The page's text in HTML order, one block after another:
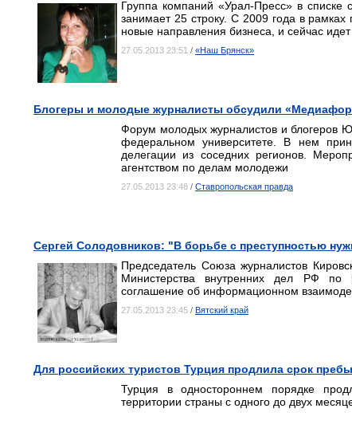
Группа компаний «Урал-Пресс» в списке
занимает 25 строку. С 2009 года в
новые направления бизнеса, и сейчас
27.05.2013 23:51 / «Наш Брянск»
Блогеры и молодые журналисты обсудили
Форум молодых журналистов и блогеров
федеральном университете. В нем
делегации из соседних регионов.
агентством по делам молодежи
27.05.2013 23:48 / Ставропольская правда
Сергей Солодовников: "В борьбе с преступностью
Председатель Союза журналистов
Министерства внутренних дел РФ по
соглашение об информационном
27.05.2013 23:45 / Вятский край
Для российских туристов Турция продлила срок
Турция в одностороннем порядке
территории страны с одного до двух